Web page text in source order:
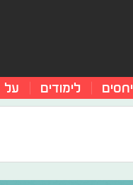
יחסים לימודים על